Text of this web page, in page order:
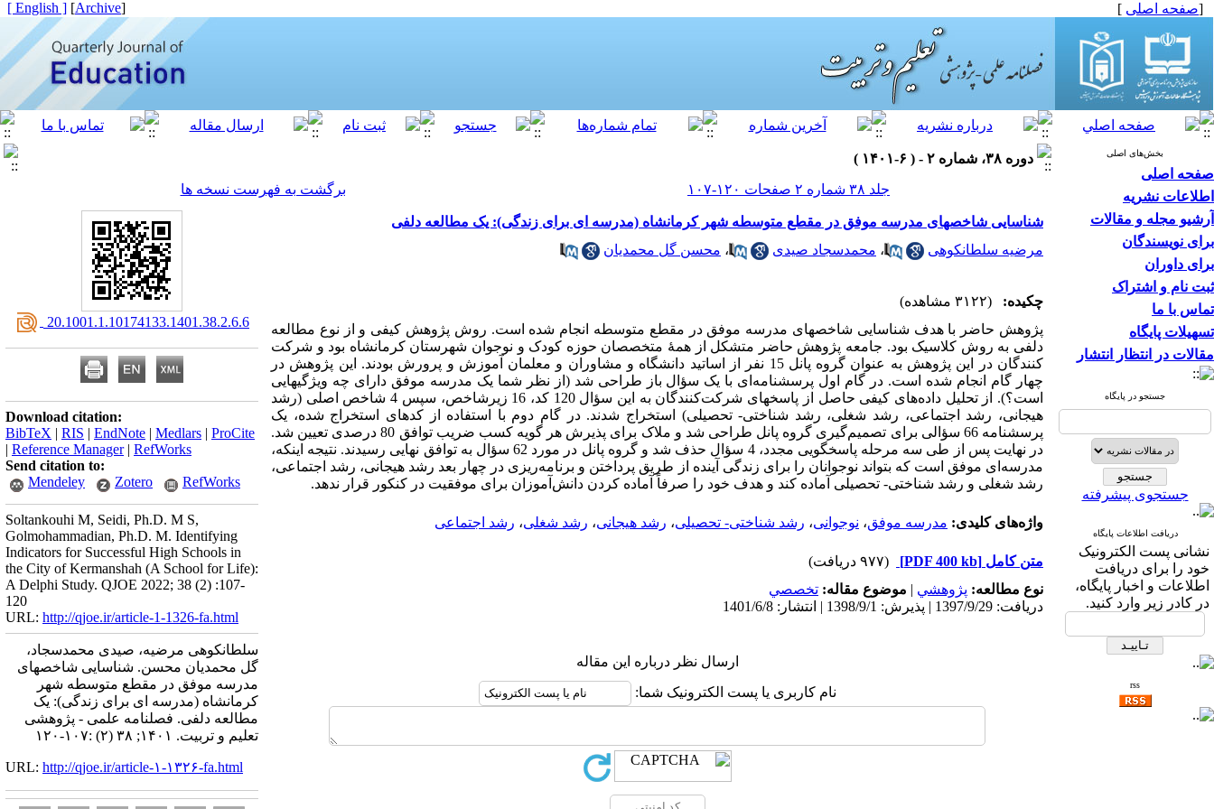
[صفحه اصلی ]
[
Archive
]
[ English ]
بخش‌های اصلی
صفحه اصلی
اطلاعات نشریه
آرشیو مجله و مقالات
برای نویسندگان
برای داوران
ثبت نام و اشتراک
تماس با ما
تسهیلات پایگاه
مقالات در انتظار انتشار
جستجو در پایگاه
جستجوی پیشرفته
دریافت اطلاعات پایگاه
نشانی پست الکترونیک
خود را برای دریافت
اطلاعات و اخبار پایگاه،
در کادر زیر وارد کنید.
rss
دوره ۳۸، شماره ۲ - ( ۶-۱۴۰۱ )
جلد ۳۸ شماره ۲ صفحات ۱۲۰-۱۰۷
برگشت به فهرست نسخه ها
شناسایی شاخصهای مدرسه موفق در مقطع متوسطه شهر کرمانشاه (مدرسه ای برای زندگی): یک مطالعه دلفی
مرضیه سلطانکوهی
، محمدسجاد صیدی ، محسن گل محمدیان
چکیده:
(۳۱۲۲ مشاهده)
پژوهش حاضر با هدف شناسایی شاخصهای مدرسه موفق در مقطع متوسطه انجام شده است. روش پژوهش کیفی و از نوع مطالعه
دلفی به روش کلاسیک بود. جامعه پژوهش حاضر متشکل از همۀ متخصصان حوزه کودک و نوجوان شهرستان کرمانشاه بود و شرکت­‌
کنندگان در این پژوهش به عنوان گروه پانل 15 نفر از اساتید دانشگاه و مشاوران و معلمان آموزش و پرورش بودند. این پژوهش در
چهار گام انجام شده است. در گام اول پرسشنامه­‌ای با یک سؤال باز طراحی شد (از نظر شما یک مدرسه موفق دارای چه ویژگیهایی
است؟). از تحلیل داده­‌های کیفی حاصل از پاسخهای شرکت­‌کنندگان به این سؤال 120 کد، 16 زیرشاخص، سپس 4 شاخص اصلی (رشد
هیجانی، رشد اجتماعی، رشد شغلی، رشد شناختی- تحصیلی) استخراج شدند. در گام دوم با استفاده از کدهای استخراج شده، یک
پرسشنامه 66 سؤالی برای تصمیم‌­گیری گروه پانل طراحی شد و ملاک برای پذیرش هر گویه کسب ضریب توافق 80 درصدی تعیین شد.
در نهایت پس از طی سه مرحله پاسخگویی مجدد، 4 سؤال حذف شد و گروه پانل در مورد 62 سؤال به توافق نهایی رسیدند. نتیجه اینکه،
مدرسه­‌ای موفق است که بتواند نوجوانان را برای زندگی آینده از طریق پرداختن و برنامه­‌ریزی در چهار بعد رشد هیجانی، رشد اجتماعی،
رشد شغلی و رشد شناختی- تحصیلی آماده کند و هدف خود را صرفاً آماده کردن دانش‌­آموزان برای موفقیت در کنکور قرار ندهد.
واژه‌های کلیدی: مدرسه موفق، نوجوانی، رشد شناختی- تحصیلی، رشد هیجانی، رشد شغلی، رشد اجتماعی
متن کامل [PDF 400 kb]
(۹۷۷ دریافت)
نوع مطالعه: پژوهشي | موضوع مقاله: تخصصي
دریافت: 1397/9/29 | پذیرش: 1398/9/1 | انتشار: 1401/6/8
ارسال نظر درباره این مقاله
نام کاربری یا پست الکترونیک شما:
‎ 20.1001.1.10174133.1401.38.2.6.6
Download citation:
BibTeX | RIS | EndNote | Medlars | ProCite
| Reference Manager| RefWorks
Send citation to:
Mendeley
Zotero RefWorks
Soltankouhi M, Seidi, Ph.D. M S,
Golmohammadian, Ph.D. M. Identifying
Indicators for Successful High Schools in
the City of Kermanshah (A School for Life):
A Delphi Study. QJOE 2022; 38 (2) :107-
120
URL: http://qjoe.ir/article-1-1326-fa.html
سلطانکوهی مرضیه، صیدی محمدسجاد،
گل محمدیان محسن. شناسایی شاخصهای
مدرسه موفق در مقطع متوسطه شهر
کرمانشاه (مدرسه ای برای زندگی): یک
مطالعه دلفی. فصلنامه علمی - پژوهشی
تعلیم و تربیت. ۱۴۰۱; ۳۸ (۲) :۱۰۷-۱۲۰
URL: http://qjoe.ir/article-۱-۱۳۲۶-fa.html